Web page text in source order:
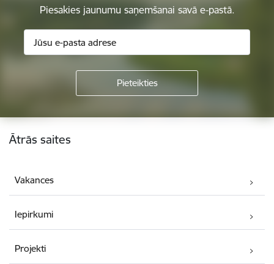
Piesakies jaunumu saņemšanai savā e-pastā.
Kājene
Ātrās saites
Vakances
Iepirkumi
Projekti